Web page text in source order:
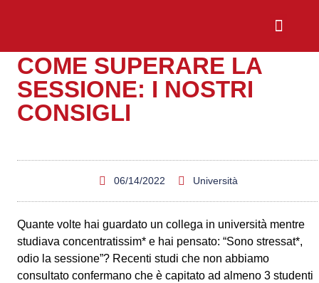
COME SUPERARE LA
SESSIONE: I NOSTRI
CONSIGLI
06/14/2022 Università
Quante volte hai guardato un collega in università mentre
studiava concentratissim* e hai pensato: “Sono stressat*,
odio la sessione”? Recenti studi che non abbiamo
consultato confermano che è capitato ad almeno 3 studenti